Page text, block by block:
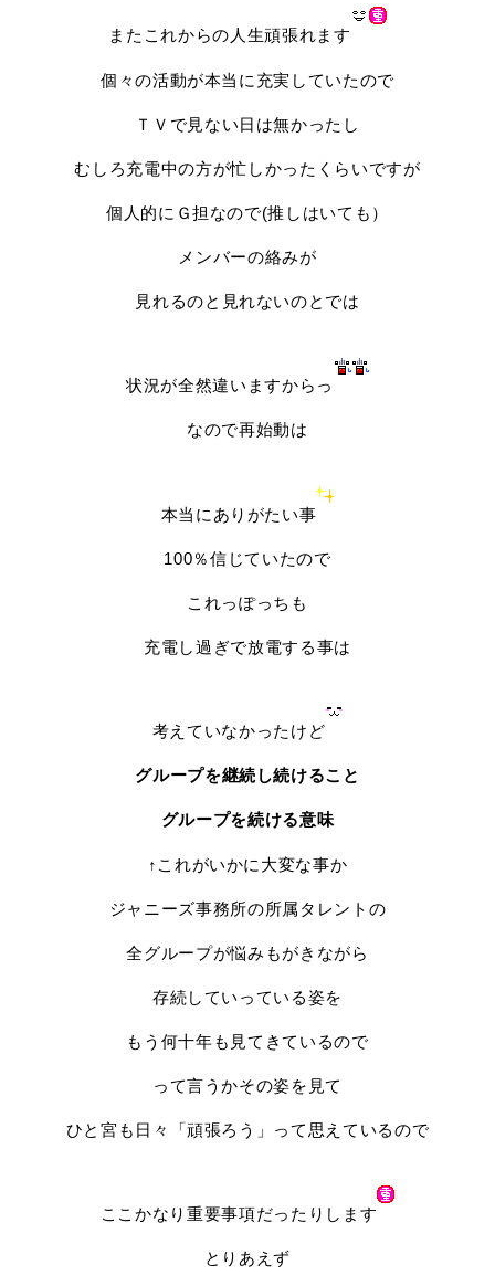
またこれからの人生頑張れます
個々の活動が本当に充実していたので
ＴＶで見ない日は無かったし
むしろ充電中の方が忙しかったくらいですが
個人的にＧ担なので(推しはいても）
メンバーの絡みが
見れるのと見れないのとでは
状況が全然違いますからっ
なので再始動は
本当にありがたい事
100％信じていたので
これっぽっちも
充電し過ぎで放電する事は
考えていなかったけど
グループを継続し続けること
グループを続ける意味
↑これがいかに大変な事か
ジャニーズ事務所の所属タレントの
全グループが悩みもがきながら
存続していっている姿を
もう何十年も見てきているので
って言うかその姿を見て
ひと宮も日々「頑張ろう」って思えているので
ここかなり重要事項だったりします
とりあえず